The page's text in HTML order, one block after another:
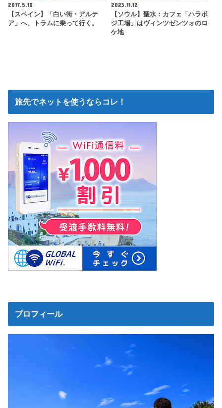
2017.5.10
【スペイン】「白い街・アルテ
ア」へ、トラムに乗って行く。
2023.11.12
【ソウル】聖水：カフェ「ハラボ
ジ工場」はヴィンツゼンツォのロ
ケ地
旅先でネットを使うならコレ！
プロフィール